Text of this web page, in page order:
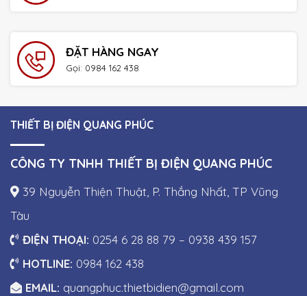
ĐẶT HÀNG NGAY
Gọi: 0984 162 438
THIẾT BỊ ĐIỆN QUANG PHÚC
CÔNG TY TNHH THIẾT BỊ ĐIỆN QUANG PHÚC
39 Nguyễn Thiện Thuật, P. Thắng Nhất, TP Vũng
Tàu
ĐIỆN THOẠI: 0254 6 28 88 79 – 0938 439 157
HOTLINE: 0984 162 438
EMAIL: quangphuc.thietbidien@gmail.com